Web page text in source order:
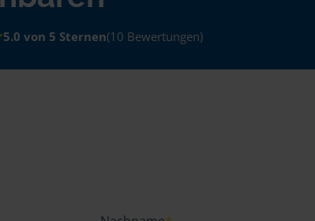
5.0 von 5 Sternen(10 Bewertungen)